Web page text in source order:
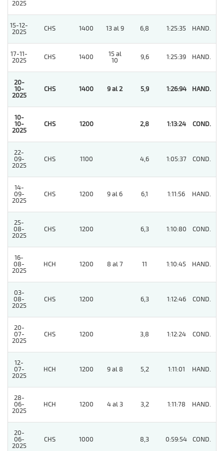
2025
15-12-
2025
CHS 1400 13 al 9 6,8 1:25:35 HAND.
17-11-
2025
CHS 1400
15 al
10
9,6 1:25:39 HAND.
20-
10-
2025
CHS 1400 9 al 2 5,9 1:26:94 HAND.
10-
10-
2025
CHS 1200 2,8 1:13:24 COND.
22-
09-
2025
CHS 1100 4,6 1:05:37 COND.
14-
09-
2025
CHS 1200 9 al 6 6,1 1:11:56 HAND.
25-
08-
2025
CHS 1200 6,3 1:10:80 COND.
16-
08-
2025
HCH 1200 8 al 7 11 1:10:45 HAND.
03-
08-
2025
CHS 1200 6,3 1:12:46 COND.
20-
07-
2025
CHS 1200 3,8 1:12:24 COND.
12-
07-
2025
HCH 1200 9 al 8 5,2 1:11:01 HAND.
28-
06-
2025
HCH 1200 4 al 3 3,2 1:11:78 HAND.
20-
06-
2025
CHS 1000 8,3 0:59:54 COND.